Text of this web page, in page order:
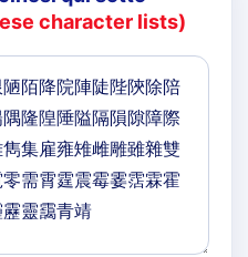
character lists)